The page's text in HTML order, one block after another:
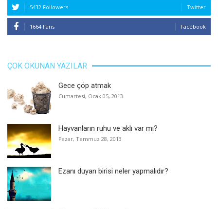
5432 Followers Twitter
1664 Fans Facebook
ÇOK OKUNAN YAZILAR
Gece çöp atmak
Cumartesi, Ocak 05, 2013
Hayvanların ruhu ve aklı var mı?
Pazar, Temmuz 28, 2013
Ezanı duyan birisi neler yapmalıdır?